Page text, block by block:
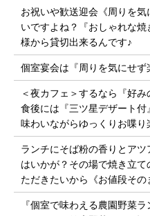
お祝いや歓送迎会《周りを
いですよね？『おしゃれな
様から貸切出来るんです♪
個室宴会は『周りを気にせず
＜夜カフェ＞するなら『好み
食後には『三ツ星デザート
味わいながらゆっくりお喋り
ランチにそば粉の香りとア
はいかが？その場で焼き立
ただきたいから《お値段その
『個室で味わえる農園野菜